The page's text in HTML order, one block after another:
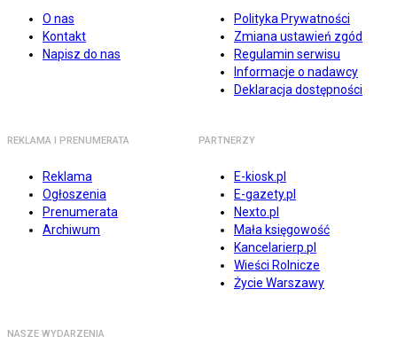
O nas
Kontakt
Napisz do nas
Polityka Prywatności
Zmiana ustawień zgód
Regulamin serwisu
Informacje o nadawcy
Deklaracja dostępności
REKLAMA I PRENUMERATA
Reklama
Ogłoszenia
Prenumerata
Archiwum
PARTNERZY
E-kiosk.pl
E-gazety.pl
Nexto.pl
Mała księgowość
Kancelarierp.pl
Wieści Rolnicze
Życie Warszawy
NASZE WYDARZENIA